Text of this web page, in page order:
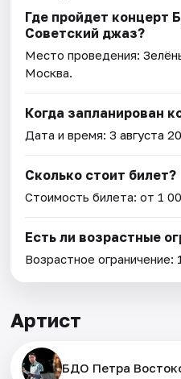
Где пройдет концерт
Советский джаз?
Место проведения:
Москва.
Когда запланирован
Дата и время:3 августа
Сколько стоит билет?
Стоимость билета: от 1
Есть ли возрастные
Возрастное ограничение:
Артист
БДО Петра